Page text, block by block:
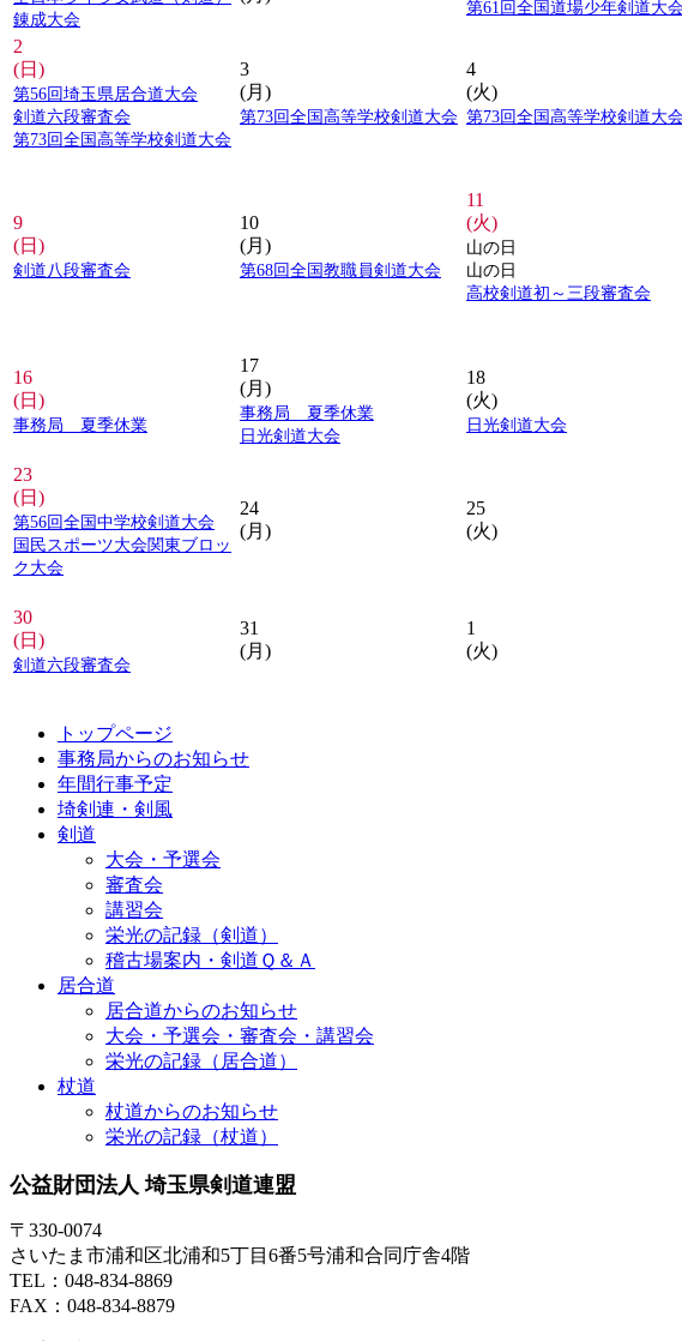
錬成大会
第61回全国道場少年剣道大
2
(日)
第56回埼玉県居合道大会
剣道六段審査会
第73回全国高等学校剣道大会
3
(月)
第73回全国高等学校剣道大会
4
(火)
第73回全国高等学校剣道大
9
(日)
剣道八段審査会
10
(月)
第68回全国教職員剣道大会
11
(火)
山の日
山の日
高校剣道初～三段審査会
16
(日)
事務局 夏季休業
17
(月)
事務局 夏季休業
日光剣道大会
18
(火)
日光剣道大会
23
(日)
第56回全国中学校剣道大会
国民スポーツ大会関東ブロッ
ク大会
24
(月)
25
(火)
30
(日)
剣道六段審査会
31
(月)
1
(火)
トップページ
事務局からのお知らせ
年間行事予定
埼剣連・剣風
剣道
大会・予選会
審査会
講習会
栄光の記録（剣道）
稽古場案内・剣道Ｑ＆Ａ
居合道
居合道からのお知らせ
大会・予選会・審査会・講習会
栄光の記録（居合道）
杖道
杖道からのお知らせ
栄光の記録（杖道）
公益財団法人 埼玉県剣道連盟
〒330-0074
さいたま市浦和区北浦和5丁目6番5号浦和合同庁舎4階
TEL：048-834-8869
FAX：048-834-8879